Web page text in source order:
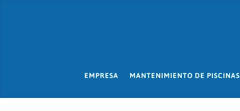
EMPRESA MANTENIMIENTO DE PISCINAS